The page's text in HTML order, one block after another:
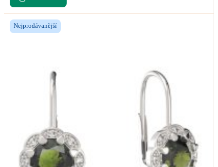
Nejprodávanější